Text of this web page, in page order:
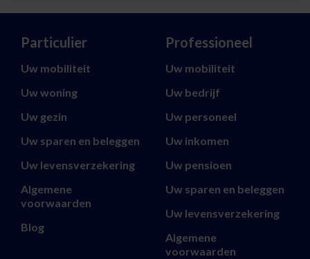
Particulier
Uw mobiliteit
Uw woning
Uw gezin
Uw sparen en beleggen
Uw levensverzekering
Algemene
voorwaarden
Blog
Professioneel
Uw mobiliteit
Uw bedrijf
Uw personeel
Uw inkomen
Uw pensioen
Uw sparen en beleggen
Uw levensverzekering
Algemene
voorwaarden